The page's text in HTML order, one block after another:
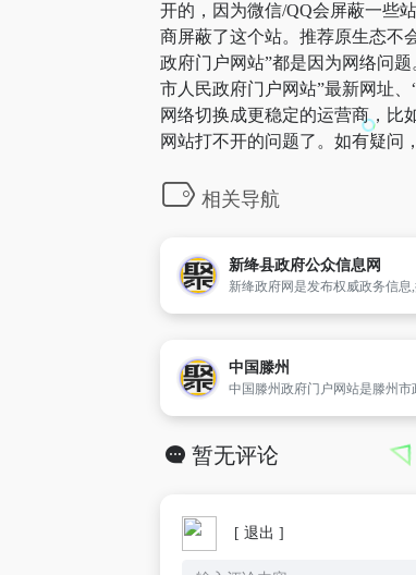
开的，因为微信/QQ会屏蔽一些
商屏蔽了这个站。推荐原生态不
政府门户网站”都是因为网络问
市人民政府门户网站”最新网址
网络切换成更稳定的运营商，比
网站打不开的问题了。如有疑问
相关导航
新绛县政府公众信息网
中国滕州
暂无评论
[ 退出 ]